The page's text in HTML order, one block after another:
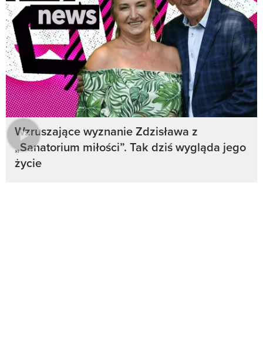
Wzruszające wyznanie Zdzisława z
„Sanatorium miłości”. Tak dziś wygląda jego
życie